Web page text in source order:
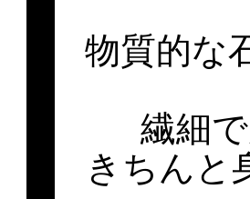
物質的な
繊細
きちん